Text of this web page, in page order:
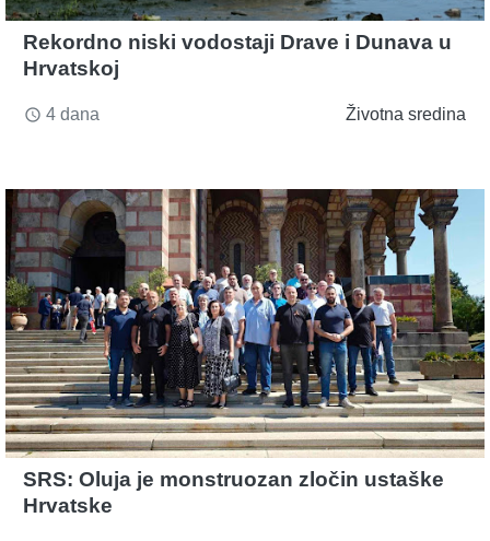
Rekordno niski vodostaji Drave i Dunava u
Hrvatskoj
access_time 4 dana Životna sredina
SRS: Oluja je monstruozan zločin ustaške
Hrvatske